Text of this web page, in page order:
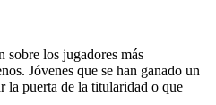
sobre los jugadores más
Jóvenes que se han ganado un
la puerta de la titularidad o que